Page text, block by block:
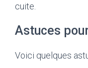
cuite.
Astuces
Voici quelques